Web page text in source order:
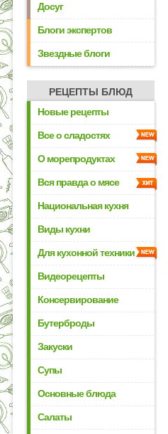
Досуг
Блоги экспертов
Звездные блоги
РЕЦЕПТЫ БЛЮД
Новые рецепты
Все о сладостях
О морепродуктах
Вся правда о мясе
Национальная кухня
Виды кухни
Для кухонной техники
Видеорецепты
Консервирование
Бутерброды
Закуски
Супы
Основные блюда
Салаты